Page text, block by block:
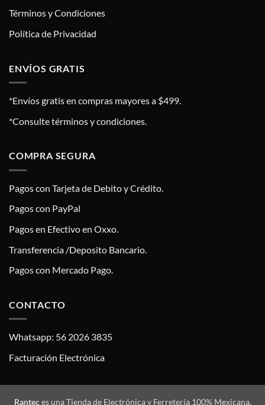
Términos y Condiciones
Política de Privacidad
ENVÍOS GRATIS
*Envíos gratis en compras mayores a $499.
*Consulte términos y condiciones.
COMPRA SEGURA
Pagos con Tarjeta de Debito y Crédito.
Pagos con PayPal
Pagos en Efectivo en Oxxo.
Transferencia /Deposito Bancario.
Pagos con Mercado Pago.
CONTACTO
Whatsapp: 56 2026 3835
Facturación Electrónica
Ranteces una Tienda de Electrónica y Ferretería 100% Mexicana,